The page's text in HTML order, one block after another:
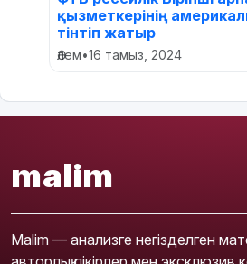
қызметкерінің
тінтіп жатыр
Әлем•16 тамыз, 2024
malim
Malim — анализге негізделген